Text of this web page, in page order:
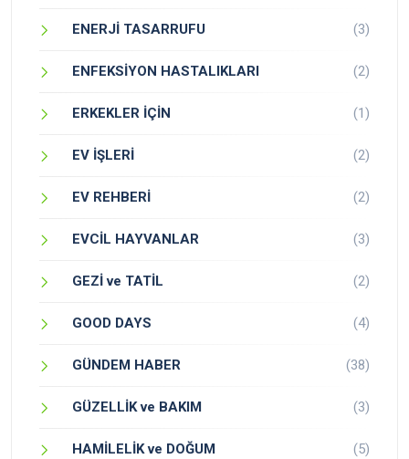
ENERJİ TASARRUFU (3)
ENFEKSİYON HASTALIKLARI (2)
ERKEKLER İÇİN (1)
EV İŞLERİ (2)
EV REHBERİ (2)
EVCİL HAYVANLAR (3)
GEZİ ve TATİL (2)
GOOD DAYS (4)
GÜNDEM HABER (38)
GÜZELLİK ve BAKIM (3)
HAMİLELİK ve DOĞUM (5)